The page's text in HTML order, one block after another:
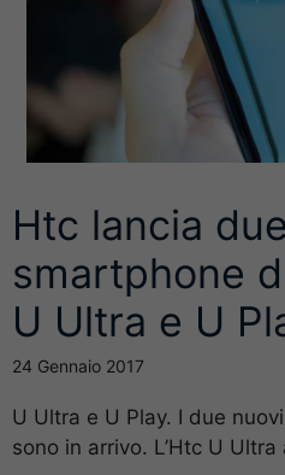
Htc lancia
smartphone
U Ultra e U
24 Gennaio 2017
U Ultra e U Play. I due
sono in arrivo. L’Htc U